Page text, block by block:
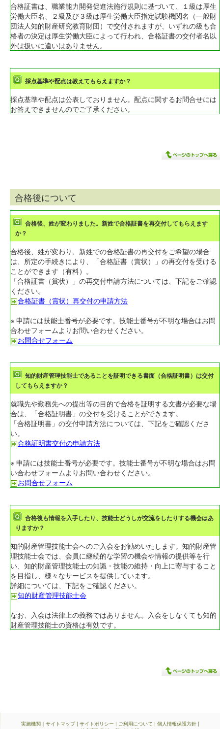
合格証書は、職業能力開発促進法施行規則に基づいて、１級は厚生
労働大臣名、２級及び３級は厚生労働大臣指定試験機関名（一般財
団法人知的財産研究教育財団）で交付されますが、いずれの級も合
格者の決定は厚生労働大臣によって行われ、合格証書の交付者名以
外は扱いに違いはありません。
採点基準や配点は教えてもらえますか？
採点基準や配点は公表しておりません。配点に関するお問合せには
お答えできませんのでご了承ください。
合格後について
合格後、姓が変わりました。新姓で合格証書を再交付してもらえます
か？
合格後、姓が変わり、新姓での合格証書の再交付をご希望の場合
は、所定の手続きにより、「合格証書（賞状）」の再交付を受ける
ことができます（有料）。
「合格証書（賞状）」の再交付申請方法については、下記をご確認
ください。
合格証書（賞状）再交付の申請方法
※ 申請には技能士番号が必要です。技能士番号が不明な場合はお問
合わせフォームよりお問い合わせください。
お問合せフォーム
知的財産管理技能士であることを証明できる書面（合格証明書）は交付
してもらえますか？
就職先や勤務先への提出等の目的で合格を証明する文書が必要な場
合は、「合格証明書」の交付を受けることができます。
「合格証明書」の交付申請方法については、下記をご確認くださ
い。
合格証明書交付の申請方法
※ 申請には技能士番号が必要です。技能士番号が不明な場合はお問
い合わせフォームよりお問い合わせください。
お問合せフォーム
合格後も情報を入手したり、技能士どうしが交流をしたりする機会はあ
りますか？
知的財産管理技能士会へのご入会をお勧めいたします。知的財産管
理技能士会では、会員に継続的な学習の機会や情報の提供等を行
い、知的財産管理技能士の知識・技能の維持・向上に寄与すること
を目指し、様々なサービスを提供しています。
詳細については、下記をご確認ください。
知的財産管理技能士会
なお、入会は法律上の義務ではありません。入会をしなくても知的
財産管理技能士の資格は有効です。
実施機関｜ サイトマップ| サイトポリシー | ご利用について | 個人情報保護方針|